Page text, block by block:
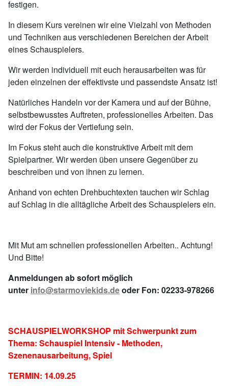
festigen.
In diesem Kurs vereinen wir eine Vielzahl von Methoden
und Techniken aus verschiedenen Bereichen der Arbeit
eines Schauspielers.
Wir werden individuell mit euch herausarbeiten was für
jeden einzelnen der effektivste und passendste Ansatz ist!
Natürliches Handeln vor der Kamera und auf der Bühne,
selbstbewusstes Auftreten, professionelles Arbeiten. Das
wird der Fokus der Vertiefung sein.
Im Fokus steht auch die konstruktive Arbeit mit dem
Spielpartner. Wir werden üben unsere Gegenüber zu
beschreiben und von ihnen zu lernen.
Anhand von echten Drehbuchtexten tauchen wir Schlag
auf Schlag in die alltägliche Arbeit des Schauspielers ein.
Mit Mut am schnellen professionellen Arbeiten.. Achtung!
Und Bitte!
Anmeldungen ab sofort möglich
unter info@starmoviekids.deoder Fon: 02233-978266
SCHAUSPIELWORKSHOP mit Schwerpunkt zum
Thema: Schauspiel Intensiv - Methoden,
Szenenausarbeitung, Spiel
TERMIN: 14.09.25